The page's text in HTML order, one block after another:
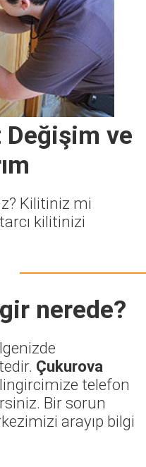
ve
Kilitiniz mi
kilitinizi
nerede?
Çukurova
telefon
Bir sorun
arayıp bilgi